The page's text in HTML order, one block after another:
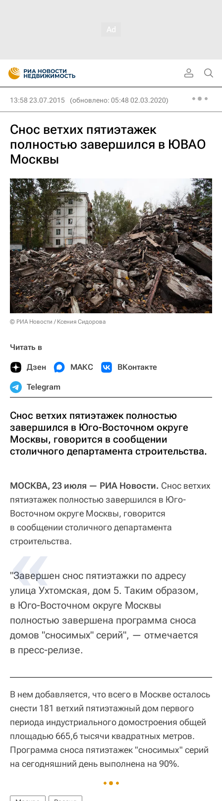
13:58 23.07.2015 (обновлено: 05:48 02.03.2020)
Снос ветхих пятиэтажек
полностью завершился в ЮВАО
Москвы
© РИА Новости / Ксения Сидорова
Читать в
Дзен МАКС ВКонтакте
Telegram
Снос ветхих пятиэтажек полностью
завершился в Юго-Восточном округе
Москвы, говорится в сообщении
столичного департамента строительства.
МОСКВА, 23 июля — РИА Новости. Снос ветхих
пятиэтажек полностью завершился в Юго-
Восточном округе Москвы, говорится
в сообщении столичного департамента
строительства.
"Завершен снос пятиэтажки по адресу
улица Ухтомская, дом 5. Таким образом,
в Юго-Восточном округе Москвы
полностью завершена программа сноса
домов "сносимых" серий", — отмечается
в пресс-релизе.
В нем добавляется, что всего в Москве осталось
снести 181 ветхий пятиэтажный дом первого
периода индустриального домостроения общей
площадью 665,6 тысячи квадратных метров.
Программа сноса пятиэтажек "сносимых" серий
на сегодняшний день выполнена на 90%.